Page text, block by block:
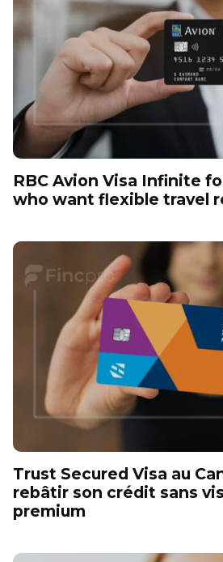
RBC Avion Visa Infinite
who want flexible travel
Trust Secured Visa au
rebâtir son crédit sans
premium